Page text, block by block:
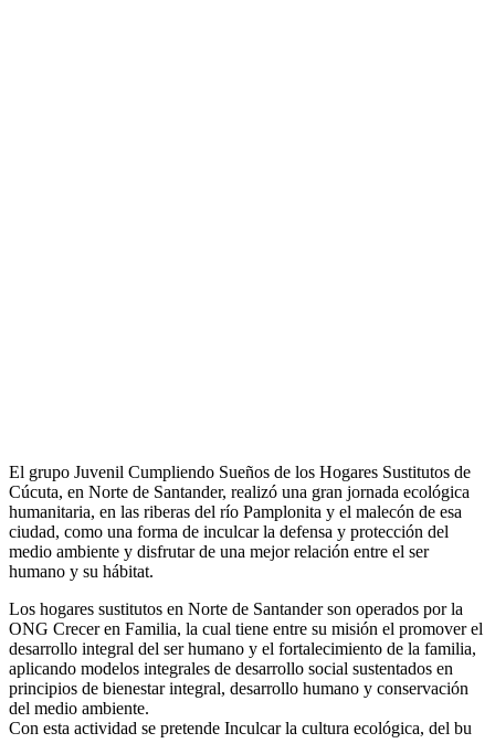
El grupo Juvenil Cumpliendo Sueños de los Hogares Sustitutos de
Cúcuta, en Norte de Santander, realizó una gran jornada ecológica
humanitaria, en las riberas del río Pamplonita y el malecón de esa
ciudad, como una forma de inculcar la defensa y protección del
medio ambiente y disfrutar de una mejor relación entre el ser
humano y su hábitat.
Los hogares sustitutos en Norte de Santander son operados por la
ONG Crecer en Familia, la cual tiene entre su misión el promover el
desarrollo integral del ser humano y el fortalecimiento de la familia,
aplicando modelos integrales de desarrollo social sustentados en
principios de bienestar integral, desarrollo humano y conservación
del medio ambiente.
Con esta actividad se pretende Inculcar la cultura ecológica, del bu